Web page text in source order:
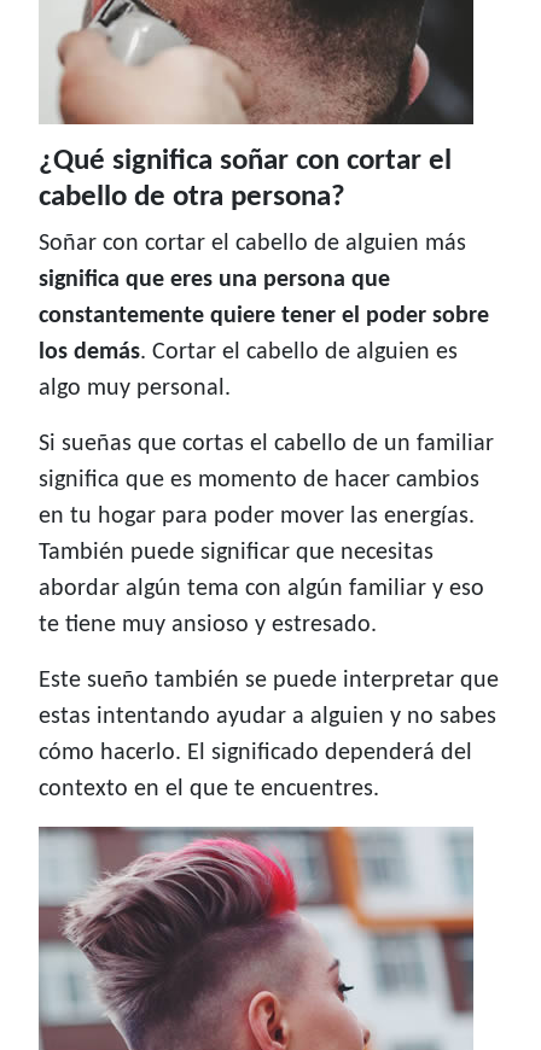
¿Qué significa soñar con cortar el
cabello de otra persona?
Soñar con cortar el cabello de alguien más
significa que eres una persona que
constantemente quiere tener el poder sobre
los demás. Cortar el cabello de alguien es
algo muy personal.
Si sueñas que cortas el cabello de un familiar
significa que es momento de hacer cambios
en tu hogar para poder mover las energías.
También puede significar que necesitas
abordar algún tema con algún familiar y eso
te tiene muy ansioso y estresado.
Este sueño también se puede interpretar que
estas intentando ayudar a alguien y no sabes
cómo hacerlo. El significado dependerá del
contexto en el que te encuentres.